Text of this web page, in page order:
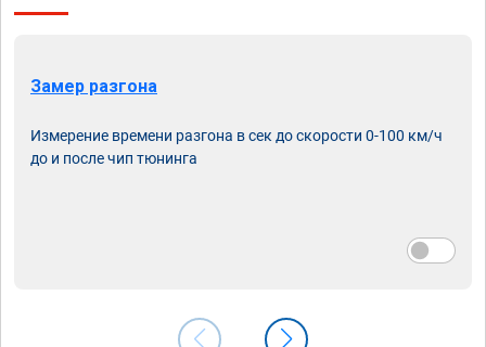
Замер разгона
Измерение времени разгона в сек до скорости 0-100 км/ч
до и после чип тюнинга